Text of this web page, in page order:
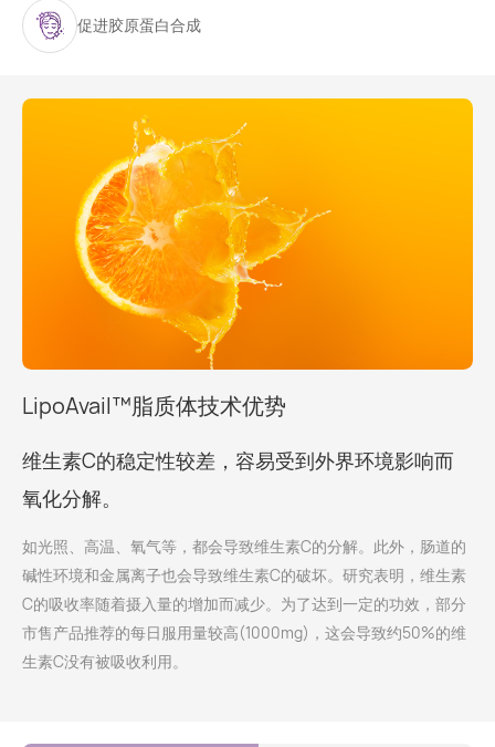
促进胶原蛋白合成
LipoAvail™脂质体技术优势
维生素C的稳定性较差，容易受到外界环境影响而
氧化分解。
如光照、高温、氧气等，都会导致维生素C的分解。此外，肠道的
碱性环境和金属离子也会导致维生素C的破坏。研究表明，维生素
C的吸收率随着摄入量的增加而减少。为了达到一定的功效，部分
市售产品推荐的每日服用量较高(1000mg)，这会导致约50%的维
生素C没有被吸收利用。